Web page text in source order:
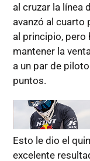
al cruzar la línea
avanzó al cuarto
al principio, pero
mantener la
a un par de
puntos.
Esto le dio el
excelente